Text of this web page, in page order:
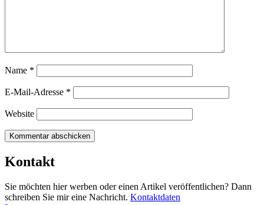
Name *
E-Mail-Adresse *
Website
Kontakt
Sie möchten hier werben oder einen Artikel veröffentlichen? Dann
schreiben Sie mir eine Nachricht. Kontaktdaten